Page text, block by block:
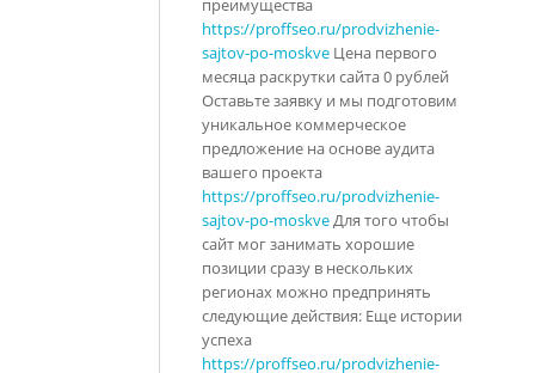
https://proffseo.ru/prodvizhenie-
sajtov-po-moskve Цена первого
месяца раскрутки сайта 0 рублей
Оставьте заявку и мы подготовим
уникальное коммерческое
предложение на основе аудита
вашего проекта
https://proffseo.ru/prodvizhenie-
sajtov-po-moskve Для того чтобы
сайт мог занимать хорошие
позиции сразу в нескольких
регионах можно предпринять
следующие действия: Еще истории
успеха
https://proffseo.ru/prodvizhenie-